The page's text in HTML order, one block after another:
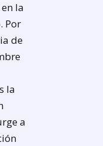
la
Por
de
la
a